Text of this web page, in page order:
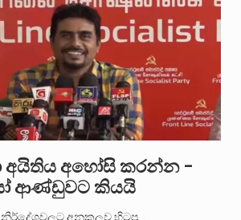
අයිතිය අහෝසි කරන්න –
ආණ්ඩුවට කියයි
අනුකුලව හිටපු…